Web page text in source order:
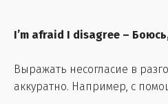
I’m afraid I disagree –
Выражать несогласие в
аккуратно. Например, с